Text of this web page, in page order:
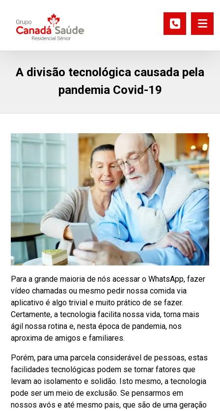
A divisão tecnológica causada pela
pandemia Covid-19
Para a grande maioria de nós acessar o WhatsApp, fazer
vídeo chamadas ou mesmo pedir nossa comida via
aplicativo é algo trivial e muito prático de se fazer.
Certamente, a tecnologia facilita nossa vida, torna mais
ágil nossa rotina e, nesta época de pandemia, nos
aproxima de amigos e familiares.
Porém, para uma parcela considerável de pessoas, estas
facilidades tecnológicas podem se tornar fatores que
levam ao isolamento e solidão. Isto mesmo, a tecnologia
pode ser um meio de exclusão. Se pensarmos em
nossos avós e até mesmo pais, que são de uma geração